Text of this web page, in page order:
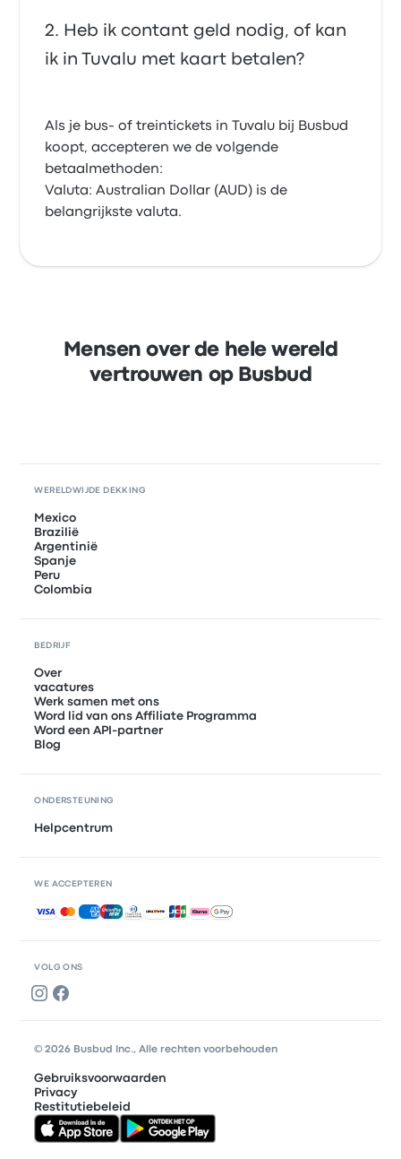
Heb ik contant geld nodig, of kan
ik in Tuvalu met kaart betalen?
Als je bus- of treintickets in Tuvalu bij Busbud
koopt, accepteren we de volgende
betaalmethoden:
Valuta: Australian Dollar (AUD) is de
belangrijkste valuta.
Mensen over de hele wereld
vertrouwen op Busbud
VOLG ONS
WERELDWIJDE DEKKING
Mexico
Brazilië
Argentinië
Spanje
Peru
Colombia
BEDRIJF
Over
vacatures
Werk samen met ons
Word lid van ons Affiliate Programma
Word een API-partner
Blog
ONDERSTEUNING
Helpcentrum
WE ACCEPTEREN
Geaccepteerde betalingen
© 2026 Busbud Inc., Alle rechten voorbehouden
Gebruiksvoorwaarden
Privacy
Restitutiebeleid